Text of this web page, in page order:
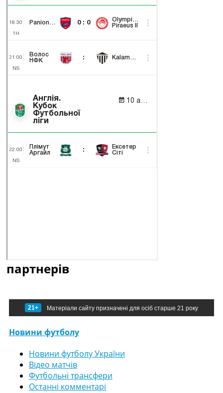
партнерів
21+ Матеріали сайту призначені для осіб старше 21 року
Новини футболу
Новини футболу України
Відео матчів
Футбольні трансфери
Останні комментарі